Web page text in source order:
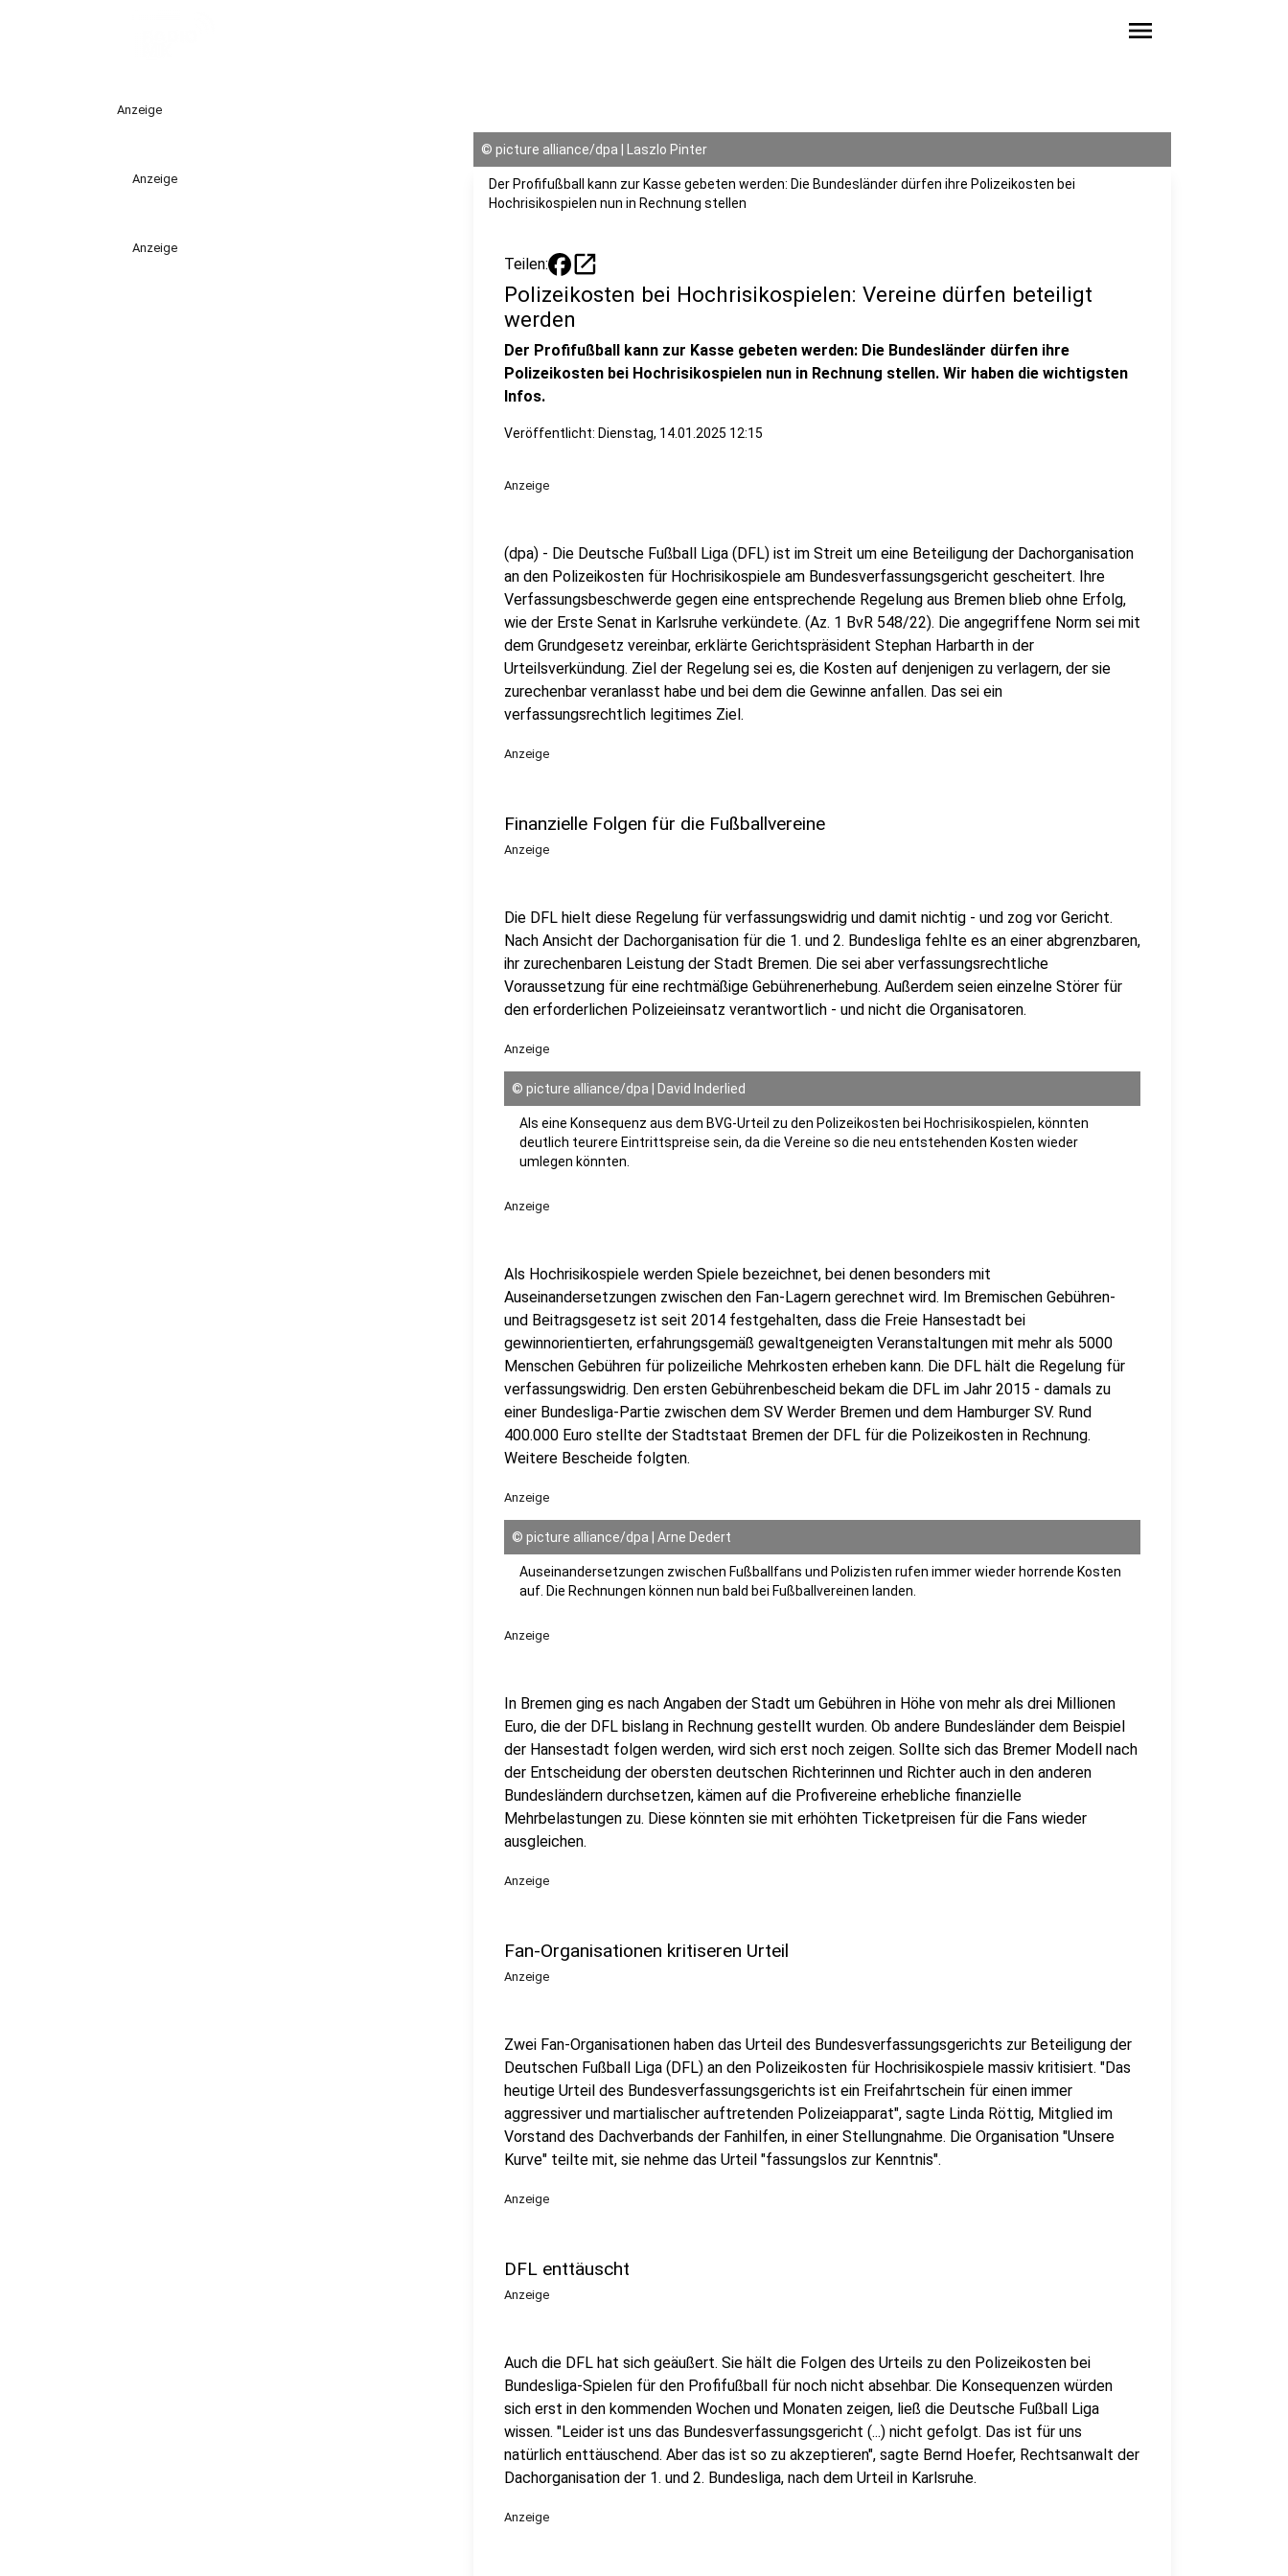
menu
Anzeige
Anzeige
Anzeige
© picture alliance/dpa | Laszlo Pinter
Der Profifußball kann zur Kasse gebeten werden: Die Bundesländer dürfen ihre Polizeikosten bei
Hochrisikospielen nun in Rechnung stellen
Teilen: open_in_new
Polizeikosten bei Hochrisikospielen: Vereine dürfen beteiligt
werden
Der Profifußball kann zur Kasse gebeten werden: Die Bundesländer dürfen ihre
Polizeikosten bei Hochrisikospielen nun in Rechnung stellen. Wir haben die wichtigsten
Infos.
Veröffentlicht: Dienstag, 14.01.2025 12:15
Anzeige
(dpa) - Die Deutsche Fußball Liga (DFL) ist im Streit um eine Beteiligung der Dachorganisation
an den Polizeikosten für Hochrisikospiele am Bundesverfassungsgericht gescheitert. Ihre
Verfassungsbeschwerde gegen eine entsprechende Regelung aus Bremen blieb ohne Erfolg,
wie der Erste Senat in Karlsruhe verkündete. (Az. 1 BvR 548/22). Die angegriffene Norm sei mit
dem Grundgesetz vereinbar, erklärte Gerichtspräsident Stephan Harbarth in der
Urteilsverkündung. Ziel der Regelung sei es, die Kosten auf denjenigen zu verlagern, der sie
zurechenbar veranlasst habe und bei dem die Gewinne anfallen. Das sei ein
verfassungsrechtlich legitimes Ziel.
Anzeige
Finanzielle Folgen für die Fußballvereine
Anzeige
Die DFL hielt diese Regelung für verfassungswidrig und damit nichtig - und zog vor Gericht.
Nach Ansicht der Dachorganisation für die 1. und 2. Bundesliga fehlte es an einer abgrenzbaren,
ihr zurechenbaren Leistung der Stadt Bremen. Die sei aber verfassungsrechtliche
Voraussetzung für eine rechtmäßige Gebührenerhebung. Außerdem seien einzelne Störer für
den erforderlichen Polizeieinsatz verantwortlich - und nicht die Organisatoren.
Anzeige
© picture alliance/dpa | David Inderlied
Als eine Konsequenz aus dem BVG-Urteil zu den Polizeikosten bei Hochrisikospielen, könnten
deutlich teurere Eintrittspreise sein, da die Vereine so die neu entstehenden Kosten wieder
umlegen könnten.
Anzeige
Als Hochrisikospiele werden Spiele bezeichnet, bei denen besonders mit
Auseinandersetzungen zwischen den Fan-Lagern gerechnet wird. Im Bremischen Gebühren-
und Beitragsgesetz ist seit 2014 festgehalten, dass die Freie Hansestadt bei
gewinnorientierten, erfahrungsgemäß gewaltgeneigten Veranstaltungen mit mehr als 5000
Menschen Gebühren für polizeiliche Mehrkosten erheben kann. Die DFL hält die Regelung für
verfassungswidrig. Den ersten Gebührenbescheid bekam die DFL im Jahr 2015 - damals zu
einer Bundesliga-Partie zwischen dem SV Werder Bremen und dem Hamburger SV. Rund
400.000 Euro stellte der Stadtstaat Bremen der DFL für die Polizeikosten in Rechnung.
Weitere Bescheide folgten.
Anzeige
© picture alliance/dpa | Arne Dedert
Auseinandersetzungen zwischen Fußballfans und Polizisten rufen immer wieder horrende Kosten
auf. Die Rechnungen können nun bald bei Fußballvereinen landen.
Anzeige
In Bremen ging es nach Angaben der Stadt um Gebühren in Höhe von mehr als drei Millionen
Euro, die der DFL bislang in Rechnung gestellt wurden. Ob andere Bundesländer dem Beispiel
der Hansestadt folgen werden, wird sich erst noch zeigen. Sollte sich das Bremer Modell nach
der Entscheidung der obersten deutschen Richterinnen und Richter auch in den anderen
Bundesländern durchsetzen, kämen auf die Profivereine erhebliche finanzielle
Mehrbelastungen zu. Diese könnten sie mit erhöhten Ticketpreisen für die Fans wieder
ausgleichen.
Anzeige
Fan-Organisationen kritiseren Urteil
Anzeige
Zwei Fan-Organisationen haben das Urteil des Bundesverfassungsgerichts zur Beteiligung der
Deutschen Fußball Liga (DFL) an den Polizeikosten für Hochrisikospiele massiv kritisiert. "Das
heutige Urteil des Bundesverfassungsgerichts ist ein Freifahrtschein für einen immer
aggressiver und martialischer auftretenden Polizeiapparat", sagte Linda Röttig, Mitglied im
Vorstand des Dachverbands der Fanhilfen, in einer Stellungnahme. Die Organisation "Unsere
Kurve" teilte mit, sie nehme das Urteil "fassungslos zur Kenntnis".
Anzeige
DFL enttäuscht
Anzeige
Auch die DFL hat sich geäußert. Sie hält die Folgen des Urteils zu den Polizeikosten bei
Bundesliga-Spielen für den Profifußball für noch nicht absehbar. Die Konsequenzen würden
sich erst in den kommenden Wochen und Monaten zeigen, ließ die Deutsche Fußball Liga
wissen. "Leider ist uns das Bundesverfassungsgericht (...) nicht gefolgt. Das ist für uns
natürlich enttäuschend. Aber das ist so zu akzeptieren", sagte Bernd Hoefer, Rechtsanwalt der
Dachorganisation der 1. und 2. Bundesliga, nach dem Urteil in Karlsruhe.
Anzeige